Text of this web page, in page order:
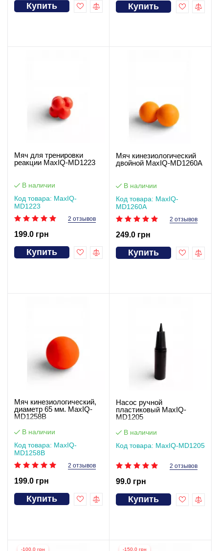
Купить Купить
Мяч для тренировки
реакции MaxIQ-MD1223
В наличии
Код товара: MaxIQ-
MD1223
2 отзывов
199.0 грн
Купить
Мяч кинезиологический
двойной MaxIQ-MD1260А
В наличии
Код товара: MaxIQ-
MD1260А
2 отзывов
249.0 грн
Купить
Мяч кинезиологический,
диаметр 65 мм. MaxIQ-
MD1258В
В наличии
Код товара: MaxIQ-
MD1258В
2 отзывов
199.0 грн
Купить
Насос ручной
пластиковый MaxIQ-
MD1205
В наличии
Код товара: MaxIQ-MD1205
2 отзывов
99.0 грн
Купить
-100.0 грн -150.0 грн